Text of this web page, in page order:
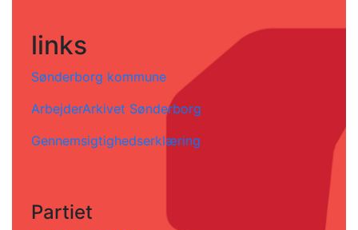
links
Sønderborg kommune
ArbejderArkivet Sønderborg
Gennemsigtighedserklæring
Partiet